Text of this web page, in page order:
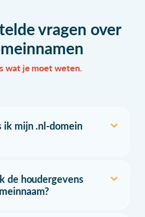
vragen over
wat je moet weten.
ik mijn .nl-domein
de houdergevens